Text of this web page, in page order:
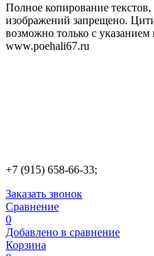
Полное копирование текстов,
изображений запрещено.
возможно только с
www.poehali67.ru
+7 (915) 658-66-33;
Заказать звонок
Сравнение
0
Добавлено в сравнение
Корзина